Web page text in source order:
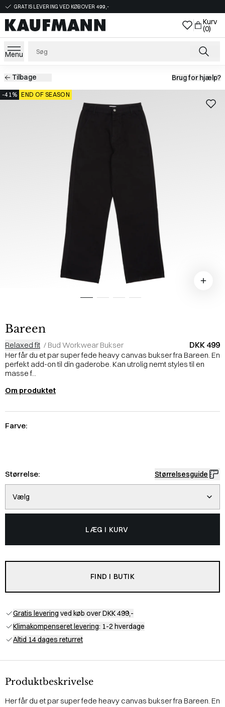
GRATIS LEVERING VED KØB OVER 499,-
Kurv
(0)
Menu
Tilbage Brug for hjælp?
-41% END OF SEASON
Bareen
Relaxed fit / Bud Workwear Bukser DKK 499
Her får du et par super fede heavy canvas bukser fra Bareen. En
perfekt add-on til din gaderobe. Kan utrolig nemt styles til en
masse f...
Om produktet
Farve:
Størrelse: Størrelsesguide
Vælg
LÆG I KURV
FIND I BUTIK
Gratis levering ved køb over DKK 499,-
Klimakompenseret levering: 1-2 hverdage
Altid 14 dages returret
Produktbeskrivelse
Her får du et par super fede heavy canvas bukser fra Bareen. En